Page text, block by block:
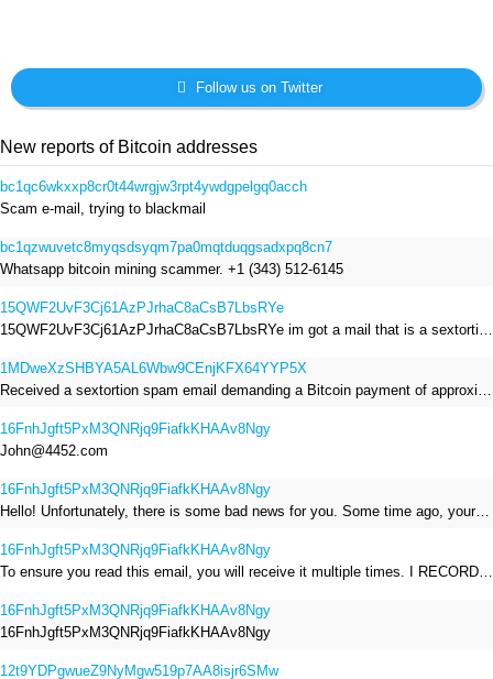
Follow us on Twitter
New reports of Bitcoin addresses
bc1qc6wkxxp8cr0t44wrgjw3rpt4ywdgpelgq0acch
Scam e-mail, trying to blackmail
bc1qzwuvetc8myqsdsyqm7pa0mqtduqgsadxpq8cn7
Whatsapp bitcoin mining scammer. +1 (343) 512-6145
15QWF2UvF3Cj61AzPJrhaC8aCsB7LbsRYe
15QWF2UvF3Cj61AzPJrhaC8aCsB7LbsRYe im got a mail that is a sextortion spam , he saying im have a R.A.T and need to pay 800$
1MDweXzSHBYA5AL6Wbw9CEnjKFX64YYP5X
Received a sextortion spam email demanding a Bitcoin payment of approximately JPY 200,000. The sender falsely claimed to have hacked my devices, recorded me through my webcam, and threatened to release videos unless I paid. This Bitcoin address was provided as the payment address. No payment was made.
16FnhJgft5PxM3QNRjq9FiafkKHAAv8Ngy
John@4452.com
16FnhJgft5PxM3QNRjq9FiafkKHAAv8Ngy
Hello! Unfortunately, there is some bad news for you. Some time ago, your device was infected with my private Trojan, R.A.T. (Remote Administration Tool). If you want to find out more about it, simply use Google. My Trojan allowed me to access your files, accounts, and your camera. Check the sender of this email; I have sent it from your email account. I RECORDED YOU MASTURBATING THROUGH YOUR CAMERA! If you still doubt my serious intentions, it only takes a couple of mouse clicks to share the video of you masturbating with your family, friends, relatives, all email contacts, on social networks, and the darknet. After that, I removed my malware to leave no traces. To ensure you read this email, you will receive it multiple times. All you need is $1400 USD in Bitcoin (BTC), transferred to my wallet address. After the transaction is successful, I will proceed to delete everything. You can purchase Bitcoin (BTC) from reputable exchanges here: http://www.coinbase.com - Payment options: Credit/Debit Cards, Bank Transfers, PayPal (in some regions). http://www.binance.com - Payment options: Credit/Debit Cards, Bank Transfers, P2P trading, third-party payment providers, and gift cards. http://www.bitrefill.com - Payment options: Paysafecard, credit/debit cards, crypto, bank transfer, and other gift cards. http://www.crypto.com - Payment options: Credit/Debit Cards, Bank Transfers, Apple Pay, Google Pay, and more. http://www.etoro.com - Payment options: Credit/Debit Cards, Bank Transfers, PayPal. Alternatively, simply Google for other exchanges. Once purchased, you can send the Bitcoin (BTC) directly to my wallet address or use a wallet application such as Atomic Wallet or Exodus Wallet to manage your transactions. My Bitcoin (BTC) wallet address is: 16FnhJgft5PxM3QNRjq9FiafkKHAAv8Ngy Yes, that's how the wallet address looks. Copy and paste my wallet address; it's case-sensitive. A piece of advice from me: regularly change all your passwords and update your device with the latest security patches.
16FnhJgft5PxM3QNRjq9FiafkKHAAv8Ngy
To ensure you read this email, you will receive it multiple times. I RECORDED YOU MASTURBATING THROUGH YOUR CAMERA! After that, I removed my malware to leave no traces. If you still doubt my serious intentions, it only takes a couple of mouse clicks to share the video of you masturbating with your family, friends, relatives, all email contacts, on social networks, and the darknet. All you need is $800 USD in Bitcoin (BTC), transferred to my wallet address. After the transaction is successful, I will proceed to delete everything. You can purchase Bitcoin (BTC) from reputable exchanges here: http://www.coinbase.com - Payment options: Credit/Debit Cards, Bank Transfers, PayPal (in some regions). http://www.binance.com - Payment options: Credit/Debit Cards, Bank Transfers, P2P trading, third-party payment providers, and gift cards. http://www.bitrefill.com - Payment options: Paysafecard, credit/debit cards, crypto, bank transfer, and other gift cards. http://www.crypto.com - Payment options: Credit/Debit Cards, Bank Transfers, Apple Pay, Google Pay, and more. http://www.etoro.com - Payment options: Credit/Debit Cards, Bank Transfers, PayPal. Alternatively, simply Google for other exchanges. Once purchased, you can send the Bitcoin (BTC) directly to my wallet address or use a wallet application such as Atomic Wallet or Exodus Wallet to manage your transactions. My Bitcoin (BTC) wallet address is: 16FnhJgft5PxM3QNRjq9FiafkKHAAv8Ngy
16FnhJgft5PxM3QNRjq9FiafkKHAAv8Ngy
16FnhJgft5PxM3QNRjq9FiafkKHAAv8Ngy
12t9YDPgwueZ9NyMgw519p7AA8isjr6SMw